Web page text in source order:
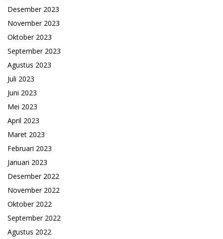
Desember 2023
November 2023
Oktober 2023
September 2023
Agustus 2023
Juli 2023
Juni 2023
Mei 2023
April 2023
Maret 2023
Februari 2023
Januari 2023
Desember 2022
November 2022
Oktober 2022
September 2022
Agustus 2022